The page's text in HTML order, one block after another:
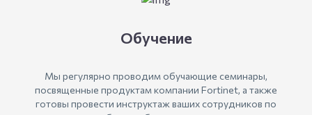
Обучение
Мы регулярно проводим обучающие семинары,
посвященные продуктам компании Fortinet, а также
готовы провести инструктаж ваших сотрудников по